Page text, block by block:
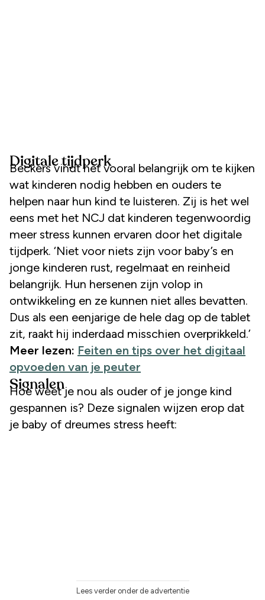
Digitale tijdperk
Beckers vindt het vooral belangrijk om te kijken
wat kinderen nodig hebben en ouders te
helpen naar hun kind te luisteren. Zij is het wel
eens met het NCJ dat kinderen tegenwoordig
meer stress kunnen ervaren door het digitale
tijdperk. ‘Niet voor niets zijn voor baby’s en
jonge kinderen rust, regelmaat en reinheid
belangrijk. Hun hersenen zijn volop in
ontwikkeling en ze kunnen niet alles bevatten.
Dus als een eenjarige de hele dag op de tablet
zit, raakt hij inderdaad misschien overprikkeld.’
Meer lezen: Feiten en tips over het digitaal
opvoeden van je peuter
Signalen
Hoe weet je nou als ouder of je jonge kind
gespannen is? Deze signalen wijzen erop dat
je baby of dreumes stress heeft:
Lees verder onder de advertentie